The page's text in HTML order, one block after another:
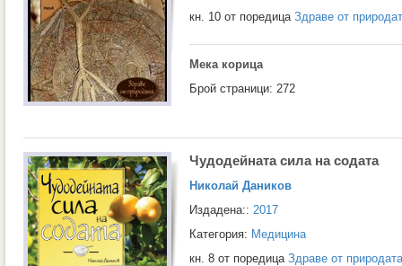
кн. 10 от поредица Здраве от
Мека корица
Брой страници: 272
Чудодейната сила на содата
Николай Даников
Издадена:: 2017
Категория: Медицина
кн. 8 от поредица Здраве от природата